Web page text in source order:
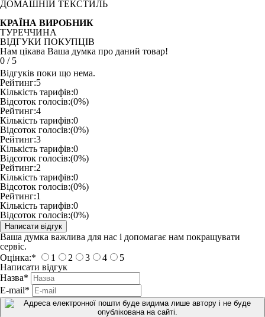
ДОМАШНІЙ ТЕКСТИЛЬ
КРАЇНА ВИРОБНИК
ТУРЕЧЧИНА
ВІДГУКИ ПОКУПЦІВ
Нам цікава Ваша думка про даний товар!
0 / 5
Відгуків поки що нема.
Рейтинг:5
Кількість тарифів:0
Відсоток голосів:(0%)
Рейтинг:4
Кількість тарифів:0
Відсоток голосів:(0%)
Рейтинг:3
Кількість тарифів:0
Відсоток голосів:(0%)
Рейтинг:2
Кількість тарифів:0
Відсоток голосів:(0%)
Рейтинг:1
Кількість тарифів:0
Відсоток голосів:(0%)
Ваша думка важлива для нас і допомагає нам покращувати
сервіс.
Оцінка:* 1 2 3 4
5
Написати відгук
Назва*
E-mail*